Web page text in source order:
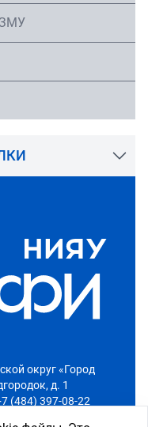
округ «Город
д. 1
(484) 397-08-22